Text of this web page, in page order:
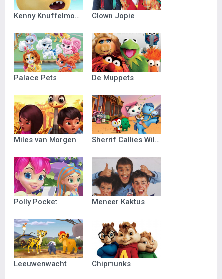
Kenny Knuffelmonster Clown Jopie
Palace Pets De Muppets
Miles van Morgen Sherrif Callies Wilde Westen
Polly Pocket Meneer Kaktus
Leeuwenwacht Chipmunks